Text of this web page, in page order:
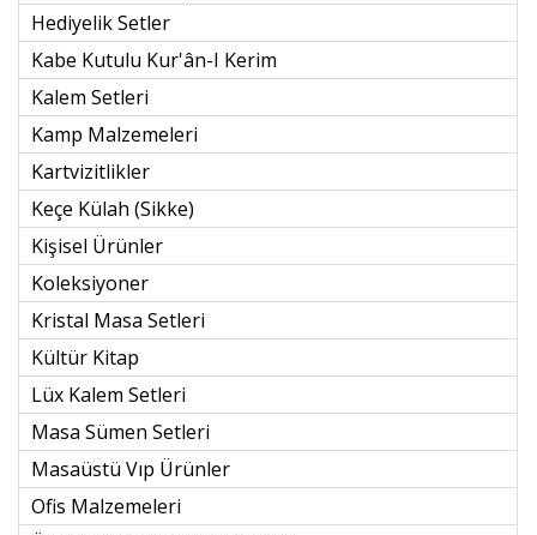
Hediyelik Setler
Kabe Kutulu Kur'ân-I Kerim
Kalem Setleri
Kamp Malzemeleri
Kartvizitlikler
Keçe Külah (sikke)
Kişisel Ürünler
Koleksiyoner
Kristal Masa Setleri
Kültür Kitap
Lüx Kalem Setleri
Masa Sümen Setleri
Masaüstü Vıp Ürünler
Ofis Malzemeleri